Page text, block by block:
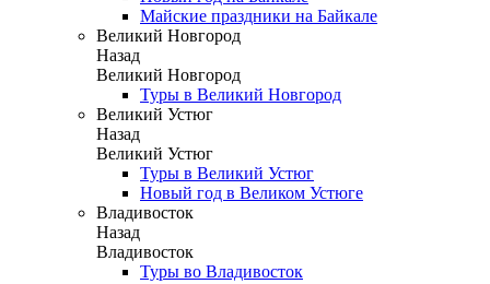
Майские праздники на Байкале
Великий Новгород
Назад
Великий Новгород
Туры в Великий Новгород
Великий Устюг
Назад
Великий Устюг
Туры в Великий Устюг
Новый год в Великом Устюге
Владивосток
Назад
Владивосток
Туры во Владивосток